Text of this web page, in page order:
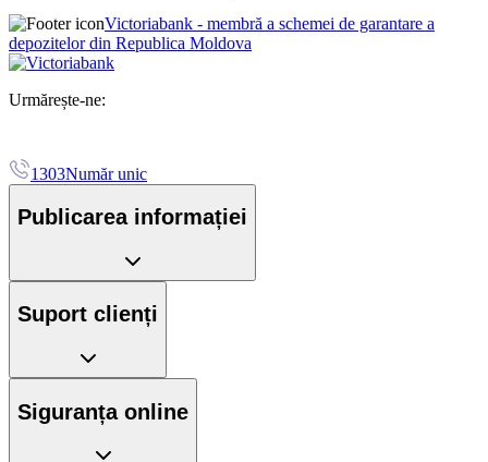
Victoriabank - membră a schemei de garantare a
depozitelor din Republica Moldova
Urmărește-ne:
1303Număr unic
Publicarea informației
Suport clienți
Siguranța online